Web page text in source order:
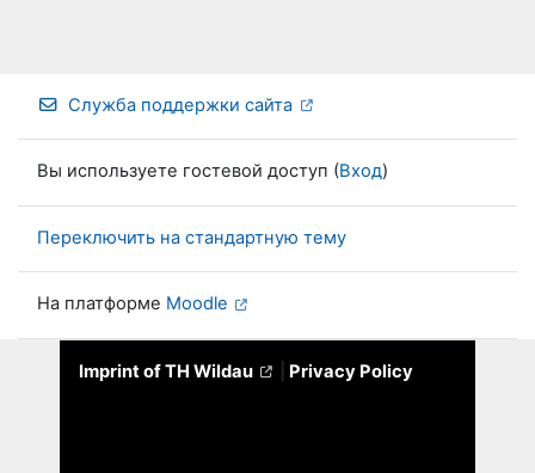
Служба поддержки сайта
Вы используете гостевой доступ (Вход)
Переключить на стандартную тему
На платформе Moodle
Imprint of TH Wildau Privacy Policy